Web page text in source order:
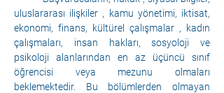
uluslararası ilişkiler , kamu yönetimi, iktisat,
ekonomi, finans, kültürel çalışmalar , kadın
çalışmaları, insan hakları, sosyoloji ve
psikoloji alanlarından en az üçüncü sınıf
öğrencisi veya mezunu olmaları
beklemektedir. Bu bölümlerden olmayan